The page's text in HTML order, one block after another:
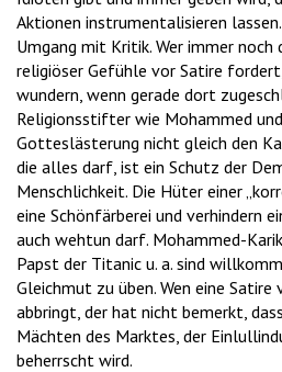
Aktionen instrumentalisieren
Umgang mit Kritik. Wer immer
religiöser Gefühle vor Satire
wundern, wenn gerade dort
Religionsstifter wie Mohammed
Gotteslästerung nicht gleich den
die alles darf, ist ein Schutz der
Menschlichkeit. Die Hüter einer
eine Schönfärberei und verhindern
auch wehtun darf. Mohammed-
Papst der Titanic u. a. sind
Gleichmut zu üben. Wen eine Satire
abbringt, der hat nicht bemerkt,
Mächten des Marktes, der
beherrscht wird.